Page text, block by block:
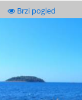
Brzi pogled